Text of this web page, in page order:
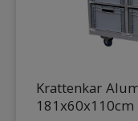
Krattenkar
181x60x110cm